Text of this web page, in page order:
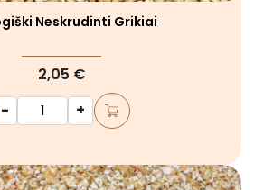
Neskrudinti Grikiai
2,05 €
-
+